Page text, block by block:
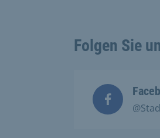
Folgen Sie